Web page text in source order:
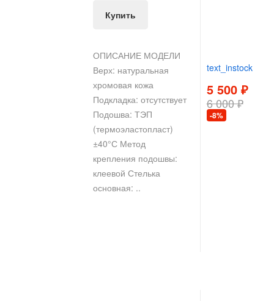
Купить
ОПИСАНИЕ МОДЕЛИ
Верх: натуральная
хромовая кожа
Подкладка: отсутствует
Подошва: ТЭП
(термоэластопласт)
±40°С Метод
крепления подошвы:
клеевой Стелька
основная: ..
text_instock
5 500 ₽
6 000 ₽
-8%